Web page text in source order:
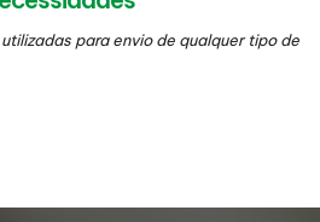
para envio de qualquer tipo de